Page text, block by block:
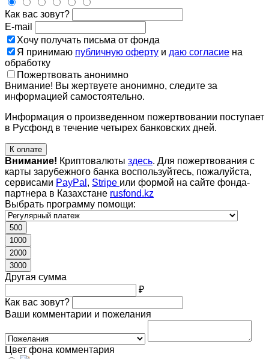
Как вас зовут?
E-mail
Хочу получать письма от фонда
Я принимаю публичную оферту и даю согласие на
обработку
Пожертвовать анонимно
Внимание! Вы жертвуете анонимно, следите за
информацией самостоятельно.
Информация о произведенном пожертвовании поступает
в Русфонд в течение четырех банковских дней.
К оплате
Внимание! Криптовалюты здесь. Для пожертвования с
карты зарубежного банка воспользуйтесь, пожалуйста,
сервисами PayPal , Stripe или формой на сайте фонда-
партнера в Казахстане rusfond.kz
Выбрать программу помощи:
500
1000
2000
3000
Другая сумма
₽
Как вас зовут?
Ваши комментарии и пожелания
Цвет фона комментария